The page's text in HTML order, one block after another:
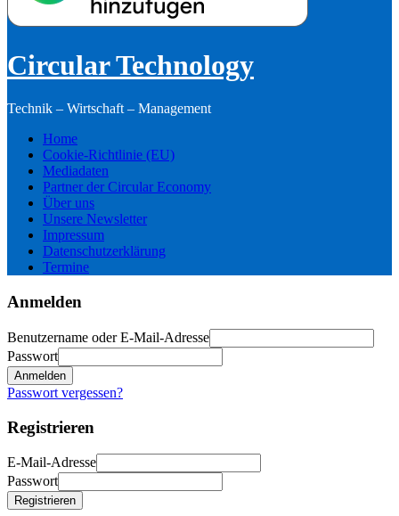
Circular Technology
Technik – Wirtschaft – Management
Home
Cookie-Richtlinie (EU)
Mediadaten
Partner der Circular Economy
Über uns
Unsere Newsletter
Impressum
Datenschutzerklärung
Termine
Anmelden
Benutzername oder E-Mail-Adresse
Passwort
Anmelden
Passwort vergessen?
Registrieren
E-Mail-Adresse
Passwort
Registrieren